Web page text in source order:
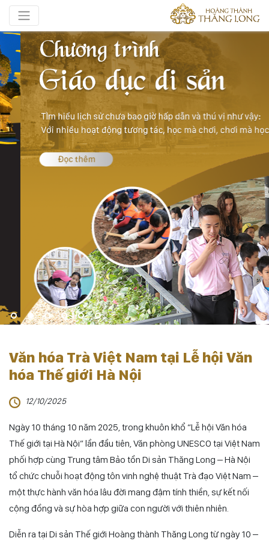
Văn hóa Trà Việt Nam tại Lễ hội Văn
hóa Thế giới Hà Nội
12/10/2025
Ngày 10 tháng 10 năm 2025, trong khuôn khổ “Lễ hội Văn hóa
Thế giới tại Hà Nội” lần đầu tiên, Văn phòng UNESCO tại Việt Nam
phối hợp cùng Trung tâm Bảo tồn Di sản Thăng Long – Hà Nội
tổ chức chuỗi hoạt động tôn vinh nghệ thuật Trà đạo Việt Nam –
một thực hành văn hóa lâu đời mang đậm tính thiền, sự kết nối
cộng đồng và sự hòa hợp giữa con người với thiên nhiên.
Diễn ra tại Di sản Thế giới Hoàng thành Thăng Long từ ngày 10 –